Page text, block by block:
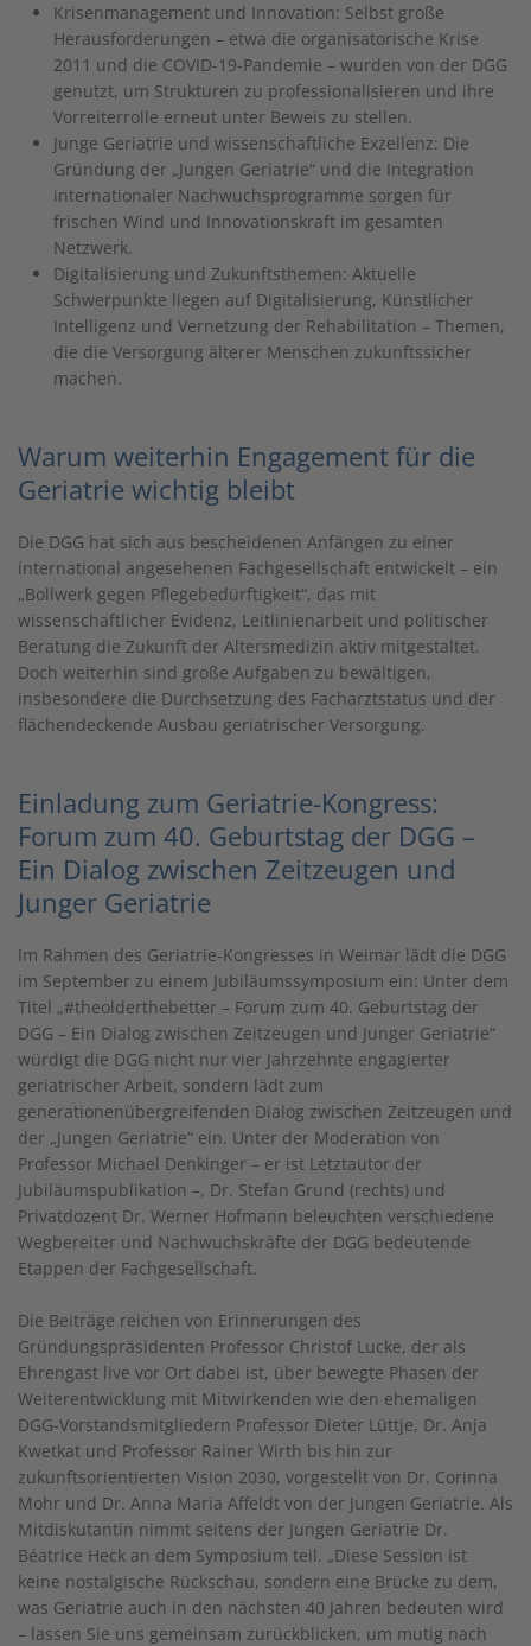
Krisenmanagement und Innovation: Selbst große
Herausforderungen – etwa die organisatorische Krise
2011 und die COVID-19-Pandemie – wurden von der DGG
genutzt, um Strukturen zu professionalisieren und ihre
Vorreiterrolle erneut unter Beweis zu stellen.
Junge Geriatrie und wissenschaftliche Exzellenz: Die
Gründung der „Jungen Geriatrie“ und die Integration
internationaler Nachwuchsprogramme sorgen für
frischen Wind und Innovationskraft im gesamten
Netzwerk.
Digitalisierung und Zukunftsthemen: Aktuelle
Schwerpunkte liegen auf Digitalisierung, Künstlicher
Intelligenz und Vernetzung der Rehabilitation – Themen,
die die Versorgung älterer Menschen zukunftssicher
machen.
Warum weiterhin Engagement für die
Geriatrie wichtig bleibt
Die DGG hat sich aus bescheidenen Anfängen zu einer
international angesehenen Fachgesellschaft entwickelt – ein
„Bollwerk gegen Pflegebedürftigkeit“, das mit
wissenschaftlicher Evidenz, Leitlinienarbeit und politischer
Beratung die Zukunft der Altersmedizin aktiv mitgestaltet.
Doch weiterhin sind große Aufgaben zu bewältigen,
insbesondere die Durchsetzung des Facharztstatus und der
flächendeckende Ausbau geriatrischer Versorgung.
Einladung zum Geriatrie-Kongress:
Forum zum 40. Geburtstag der DGG –
Ein Dialog zwischen Zeitzeugen und
Junger Geriatrie
Im Rahmen des Geriatrie-Kongresses in Weimar lädt die DGG
im September zu einem Jubiläumssymposium ein: Unter dem
Titel „#theolderthebetter – Forum zum 40. Geburtstag der
DGG – Ein Dialog zwischen Zeitzeugen und Junger Geriatrie“
würdigt die DGG nicht nur vier Jahrzehnte engagierter
geriatrischer Arbeit, sondern lädt zum
generationenübergreifenden Dialog zwischen Zeitzeugen und
der „Jungen Geriatrie“ ein. Unter der Moderation von
Professor Michael Denkinger – er ist Letztautor der
Jubiläumspublikation –, Dr. Stefan Grund (rechts) und
Privatdozent Dr. Werner Hofmann beleuchten verschiedene
Wegbereiter und Nachwuchskräfte der DGG bedeutende
Etappen der Fachgesellschaft.
Die Beiträge reichen von Erinnerungen des
Gründungspräsidenten Professor Christof Lucke, der als
Ehrengast live vor Ort dabei ist, über bewegte Phasen der
Weiterentwicklung mit Mitwirkenden wie den ehemaligen
DGG-Vorstandsmitgliedern Professor Dieter Lüttje, Dr. Anja
Kwetkat und Professor Rainer Wirth bis hin zur
zukunftsorientierten Vision 2030, vorgestellt von Dr. Corinna
Mohr und Dr. Anna Maria Affeldt von der Jungen Geriatrie. Als
Mitdiskutantin nimmt seitens der Jungen Geriatrie Dr.
Béatrice Heck an dem Symposium teil. „Diese Session ist
keine nostalgische Rückschau, sondern eine Brücke zu dem,
was Geriatrie auch in den nächsten 40 Jahren bedeuten wird
– lassen Sie uns gemeinsam zurückblicken, um mutig nach